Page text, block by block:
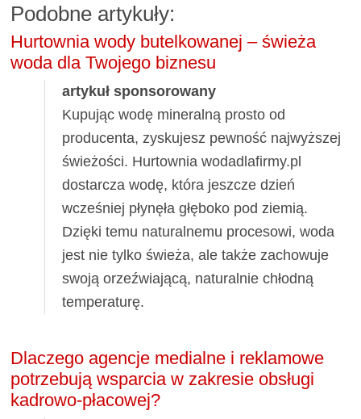
Podobne artykuły:
Hurtownia wody butelkowanej – świeża
woda dla Twojego biznesu
artykuł sponsorowany
Kupując wodę mineralną prosto od
producenta, zyskujesz pewność najwyższej
świeżości. Hurtownia wodadlafirmy.pl
dostarcza wodę, która jeszcze dzień
wcześniej płynęła głęboko pod ziemią.
Dzięki temu naturalnemu procesowi, woda
jest nie tylko świeża, ale także zachowuje
swoją orzeźwiającą, naturalnie chłodną
temperaturę.
Dlaczego agencje medialne i reklamowe
potrzebują wsparcia w zakresie obsługi
kadrowo-płacowej?